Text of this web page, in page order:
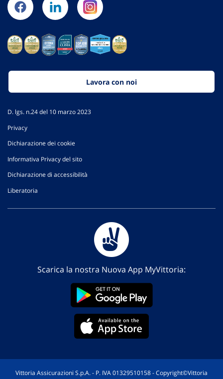
Lavora con noi
D. lgs. n.24 del 10 marzo 2023
Privacy
Dichiarazione dei cookie
Informativa Privacy del sito
Dichiarazione di accessibilità
Liberatoria
Scarica la nostra Nuova App MyVittoria:
Vittoria Assicurazioni S.p.A. - P. IVA 01329510158 - Copyright©Vittoria